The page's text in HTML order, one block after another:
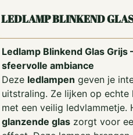
LEDLAMP BLINKEND
Ledlamp Blinkend Glas Grijs
sfeervolle ambiance
Deze ledlampen geven je
uitstraling. Ze lijken op echte
met een veilig ledvlammetje.
glanzende glaszorgt voor